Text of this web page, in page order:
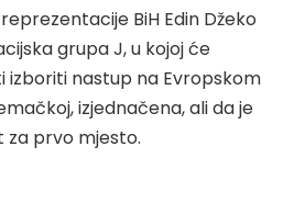
BiH Edin Džeko
grupa J, u kojoj će
izboriti nastup na Evropskom
izjednačena, ali da je
za prvo mjesto.